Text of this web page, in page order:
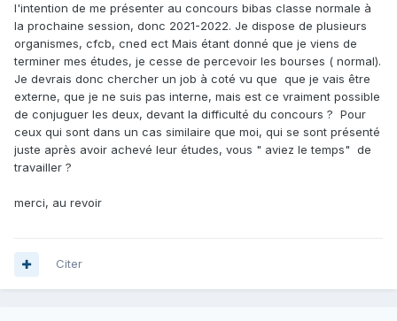
l'intention de me présenter au concours bibas classe normale à
la prochaine session, donc 2021-2022. Je dispose de plusieurs
organismes, cfcb, cned ect Mais étant donné que je viens de
terminer mes études, je cesse de percevoir les bourses ( normal).
Je devrais donc chercher un job à coté vu que que je vais être
externe, que je ne suis pas interne, mais est ce vraiment possible
de conjuguer les deux, devant la difficulté du concours ? Pour
ceux qui sont dans un cas similaire que moi, qui se sont présenté
juste après avoir achevé leur études, vous " aviez le temps" de
travailler ?
merci, au revoir
Citer